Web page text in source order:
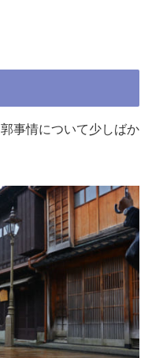
事情について少しばか